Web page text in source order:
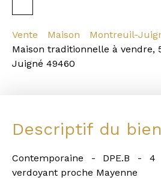
Vente Maison
Montreuil-
Maison traditionnelle à vendre,
Juigné 49460
Descriptif du bien
Contemporaine - DPE.B -
verdoyant proche Mayenne